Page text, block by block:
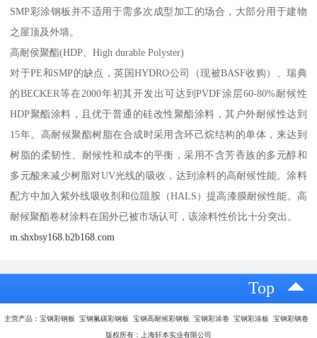
SMP彩涂钢板并不适用于需多次成型加工的场合，大部分用于建物
之屋顶及外墙。
高耐侯聚酯(HDP、High durable Polyster)
对于PE和SMP的缺点，英国HYDRO公司（现被BASF收购）、瑞典
的BECKER等在2000年初其开发出可达到PVDF涂层60-80%耐候性
HDP聚酯涂料，且优于普通的硅改性聚酯涂料，其户外耐候性达到
15年。高耐候聚酯树脂在合成时采用含环己烷结构的单体，来达到
树脂的柔韧性、耐候性和成本的平衡，采用不含芳香族的多元醇和
多元酸来减少树脂对UV光线的吸收，达到涂料的高耐候性能。涂料
配方中加入紫外线吸收剂和位阻胺（HALS）提高漆膜耐候性能。高
耐候聚酯卷材涂料在国外已被市场认可，该涂料性价比十分突出。
m.shxbsy168.b2b168.com
Top
主营产品：宝钢彩钢板 宝钢氟碳彩钢板 宝钢高耐候彩钢板 宝钢彩涂卷 宝钢彩涂板 宝钢彩钢卷
版权所有：上海轩本实业有限公司